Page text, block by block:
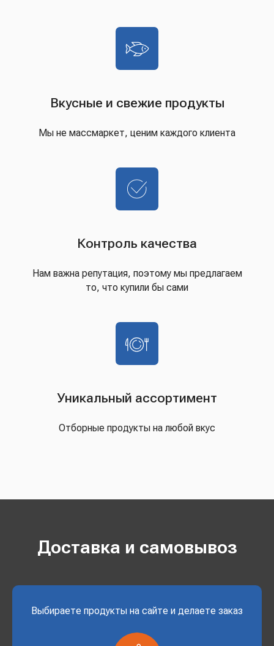
Вкусные и свежие продукты
Мы не массмаркет, ценим каждого клиента
Контроль качества
Нам важна репутация, поэтому мы предлагаем
то, что купили бы сами
Уникальный ассортимент
Отборные продукты на любой вкус
Доставка и самовывоз
Выбираете продукты на сайте и делаете заказ